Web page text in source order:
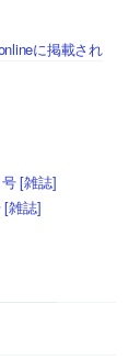
に掲載され
[雑誌]